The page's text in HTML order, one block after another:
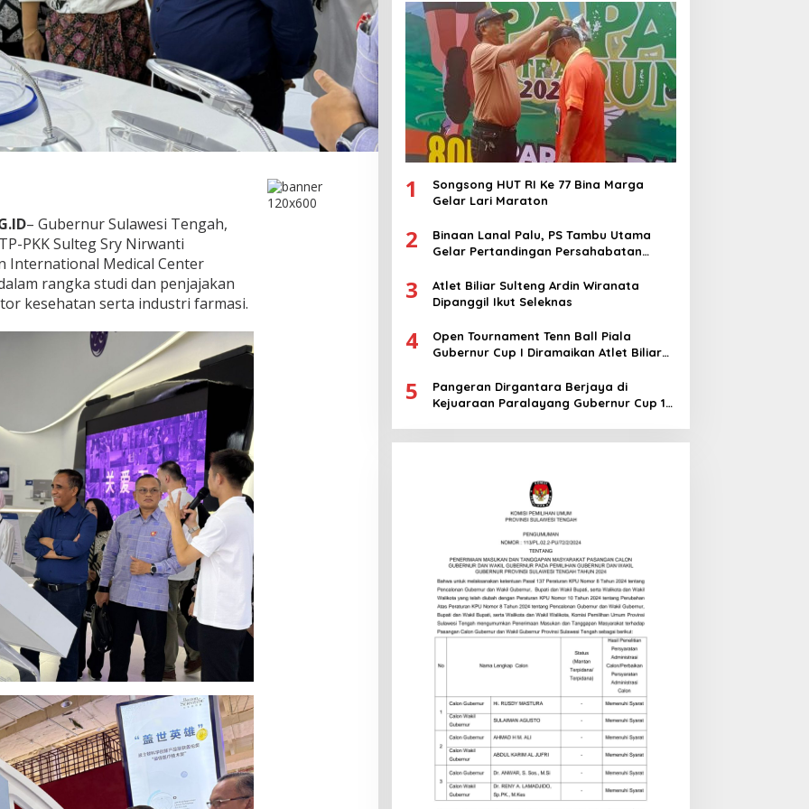
– Gubernur Sulawesi Tengah,
PKK Sulteg Sry Nirwanti
International Medical Center
rangka studi dan penjajakan
kesehatan serta industri farmasi.
1
Songsong HUT RI Ke 77 Bina Marga
Gelar Lari Maraton
2
Binaan Lanal Palu, PS Tambu Utama
Gelar Pertandingan Persahabatan
3
Atlet Biliar Sulteng Ardin Wiranata
Dipanggil Ikut Seleknas
4
Open Tournament Tenn Ball Piala
Gubernur Cup I Diramaikan Atlet Biliar
5
Pangeran Dirgantara Berjaya di
Kejuaraan Paralayang Gubernur Cup 1